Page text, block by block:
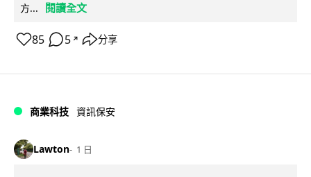
方...
閱讀全文
85 5 ↗ 分享
商業科技 資訊保安
Lawton 1 日